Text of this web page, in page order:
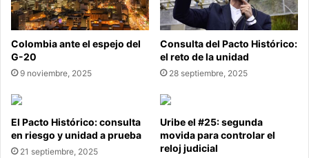
Colombia ante el espejo del
G-20
9 noviembre, 2025
Consulta del Pacto Histórico:
el reto de la unidad
28 septiembre, 2025
El Pacto Histórico: consulta
en riesgo y unidad a prueba
21 septiembre, 2025
Uribe el #25: segunda
movida para controlar el
reloj judicial